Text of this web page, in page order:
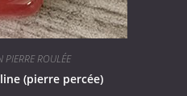
PIERRE ROULÉE
(pierre percée)